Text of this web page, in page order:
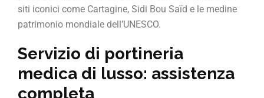
siti iconici come Cartagine, Sidi Bou Saïd e le medine
patrimonio mondiale dell’UNESCO.
Servizio di portineria
medica di lusso: assistenza
completa